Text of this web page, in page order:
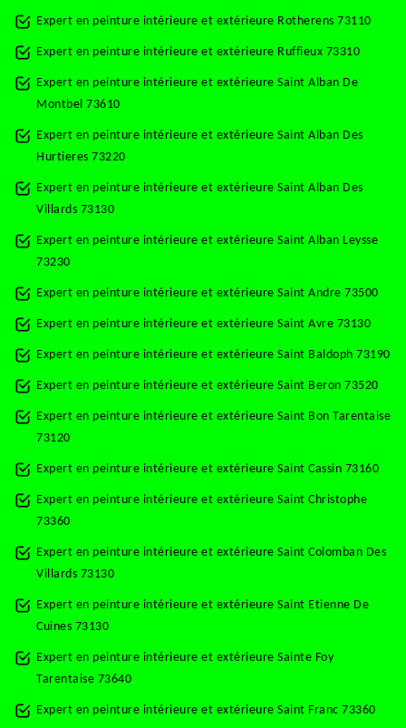
Expert en peinture intérieure et extérieure Rotherens 73110
Expert en peinture intérieure et extérieure Ruffieux 73310
Expert en peinture intérieure et extérieure Saint Alban De
Montbel 73610
Expert en peinture intérieure et extérieure Saint Alban Des
Hurtieres 73220
Expert en peinture intérieure et extérieure Saint Alban Des
Villards 73130
Expert en peinture intérieure et extérieure Saint Alban Leysse
73230
Expert en peinture intérieure et extérieure Saint Andre 73500
Expert en peinture intérieure et extérieure Saint Avre 73130
Expert en peinture intérieure et extérieure Saint Baldoph 73190
Expert en peinture intérieure et extérieure Saint Beron 73520
Expert en peinture intérieure et extérieure Saint Bon Tarentaise
73120
Expert en peinture intérieure et extérieure Saint Cassin 73160
Expert en peinture intérieure et extérieure Saint Christophe
73360
Expert en peinture intérieure et extérieure Saint Colomban Des
Villards 73130
Expert en peinture intérieure et extérieure Saint Etienne De
Cuines 73130
Expert en peinture intérieure et extérieure Sainte Foy
Tarentaise 73640
Expert en peinture intérieure et extérieure Saint Franc 73360